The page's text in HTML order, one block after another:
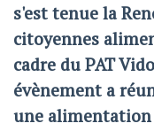
s'est tenue la
citoyennes
cadre du PAT
évènement a
une alimentation